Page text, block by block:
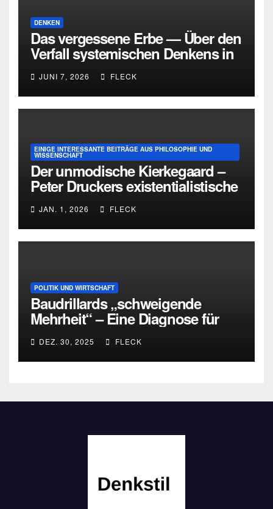
DENKEN
Das vergessene Erbe — Über den
Verfall systemischen Denkens in
Deutschland
JUNI 7, 2026 FLECK
EINIGE INTERESSANTE BEITRÄGE AUS PHILOSOPHIE UND
WISSENSCHAFT
Der unmodische Kierkegaard –
Peter Druckers existentialistische
JAN. 1, 2026 FLECK
POLITIK UND WIRTSCHAFT
Baudrillards „schweigende
Mehrheit“ – Eine Diagnose für
DEZ. 30, 2025 FLECK